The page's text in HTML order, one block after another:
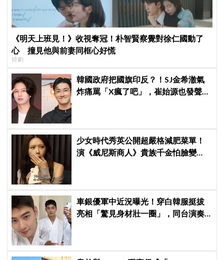
《明天上班見！》收視奪冠！朴智賢察覺對徐仁國動了
心 撞見他與前妻同框心好慌
韓劇
韓國政府把國旗印反？！SJ金希澈氣
炸痛罵「X瘋了吧」，崔始源也發聲挺
少女時代秀英公開超嚴格減肥菜單！
演《威尼斯商人》貴族千金怕臉變
車銀優軍中近況曝光！穿白韓服挺拔
亮相「驚見身材壯一圈」，同台演奏